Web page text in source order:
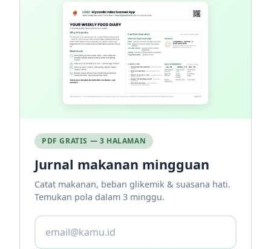
PDF GRATIS — 3 HALAMAN
Jurnal makanan mingguan
Catat makanan, beban glikemik & suasana hati.
Temukan pola dalam 3 minggu.